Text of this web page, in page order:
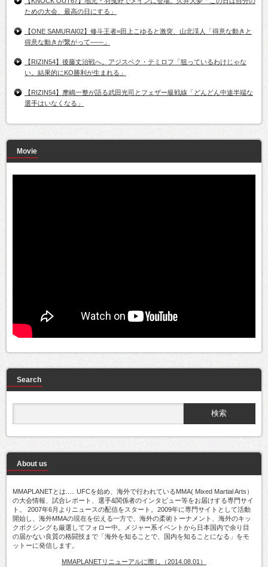
ための大会、最高の日にする」
【ONE SAMURAI02】修斗王者=田上こゆると激突、山北渓人「得意な動きと
得意な動きが繋がって――」
【RIZIN54】後藤丈治戦へ。アジスベク・テミロフ「狙っているわけじゃな
い。結果的にKO勝利が生まれる」
【RIZIN54】摩嶋一整が語る武田光司とフェザー級戦線「どんどん中途半端な
選手はいなくなる」
Movie
Search
About us
MMAPLANETとは..... UFCを始め、海外で行われているMMA( Mixed Martial Arts）
の大会情報、試合レポート、選手&関係者のインタビュー等をお届けする専門サイ
ト。 2007年6月よりニュースの配信をスタート。2009年に専門サイトとして活動
開始し、海外MMAの現在を伝える一方で、海外の柔術トーナメント、海外のキッ
クボクシングも厳選してフォロー中。メジャー系イベントから日本国内で余り目
の届かない良質の格闘技まで「海外を知ることで、国内を知ることになる」をモ
ットーに発信します。
MMAPLANETリニューアルに際し（2014.08.01）